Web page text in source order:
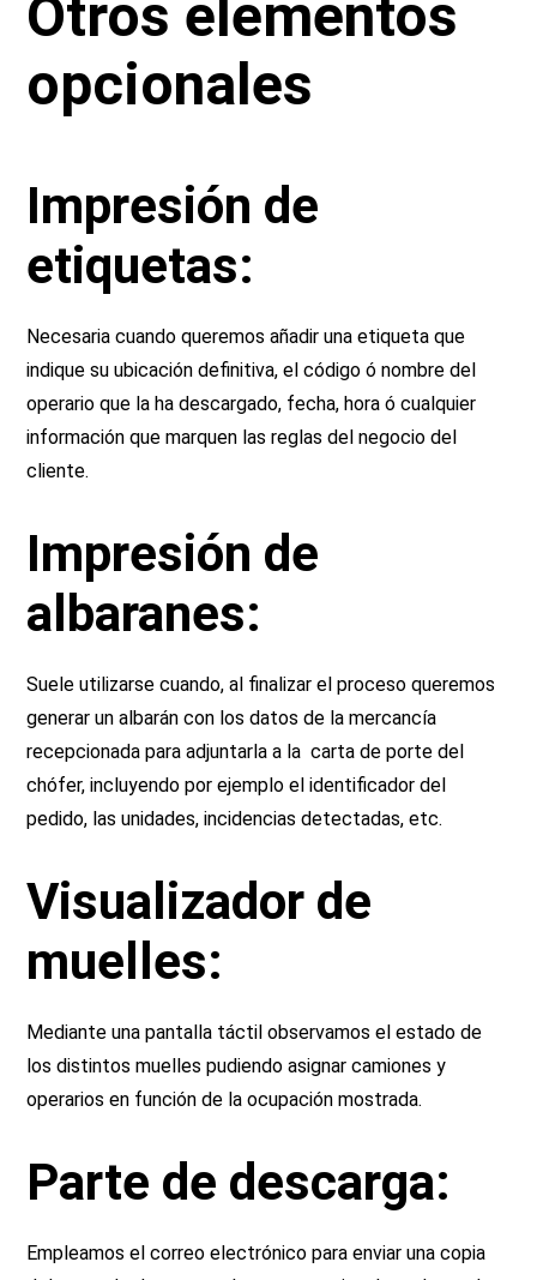
Otros elementos
opcionales
Impresión de
etiquetas:
Necesaria cuando queremos añadir una etiqueta que
indique su ubicación definitiva, el código ó nombre del
operario que la ha descargado, fecha, hora ó cualquier
información que marquen las reglas del negocio del
cliente.
Impresión de
albaranes:
Suele utilizarse cuando, al finalizar el proceso queremos
generar un albarán con los datos de la mercancía
recepcionada para adjuntarla a la carta de porte del
chófer, incluyendo por ejemplo el identificador del
pedido, las unidades, incidencias detectadas, etc.
Visualizador de
muelles:
Mediante una pantalla táctil observamos el estado de
los distintos muelles pudiendo asignar camiones y
operarios en función de la ocupación mostrada.
Parte de descarga:
Empleamos el correo electrónico para enviar una copia